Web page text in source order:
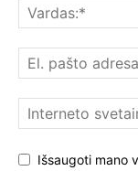
Išsaugoti mano